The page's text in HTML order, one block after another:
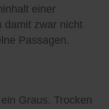
einer
damit zwar nicht
Passagen.
Graus. Trocken